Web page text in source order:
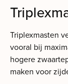
Triplexmasten
vooral bij
hogere
maken voor